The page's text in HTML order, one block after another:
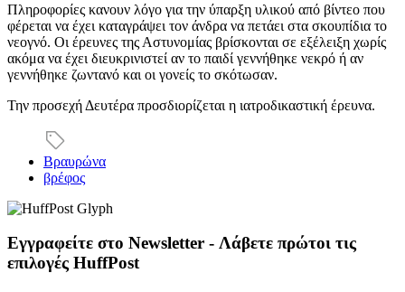
Πληροφορίες κανουν λόγο για την ύπαρξη υλικού από βίντεο που
φέρεται να έχει καταγράψει τον άνδρα να πετάει στα σκουπίδια το
νεογνό. Οι έρευνες της Αστυνομίας βρίσκονται σε εξέλειξη χωρίς
ακόμα να έχει διευκρινιστεί αν το παιδί γεννήθηκε νεκρό ή αν
γεννήθηκε ζωντανό και οι γονείς το σκότωσαν.
Την προσεχή Δευτέρα προσδιορίζεται η ιατροδικαστική έρευνα.
Βραυρώνα
βρέφος
Εγγραφείτε στο Newsletter - Λάβετε πρώτοι τις
επιλογές HuffPost